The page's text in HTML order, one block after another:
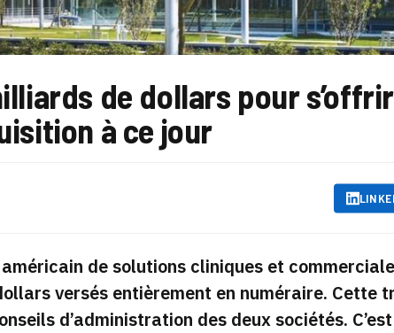
de dollars pour
à ce jour
de solutions cliniques et
versés entièrement en numéraire. Cette
d’administration des deux sociétés.